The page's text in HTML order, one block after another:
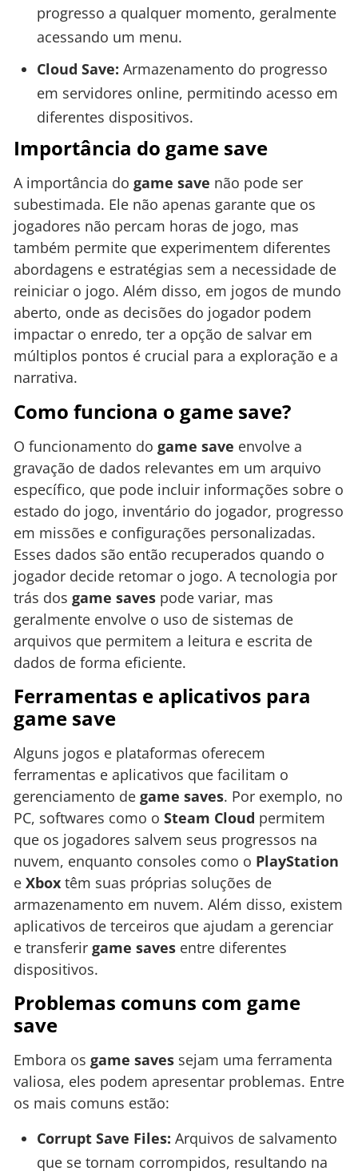
progresso a qualquer momento, geralmente
acessando um menu.
Cloud Save: Armazenamento do progresso
em servidores online, permitindo acesso em
diferentes dispositivos.
Importância do game save
A importância do game save não pode ser
subestimada. Ele não apenas garante que os
jogadores não percam horas de jogo, mas
também permite que experimentem diferentes
abordagens e estratégias sem a necessidade de
reiniciar o jogo. Além disso, em jogos de mundo
aberto, onde as decisões do jogador podem
impactar o enredo, ter a opção de salvar em
múltiplos pontos é crucial para a exploração e a
narrativa.
Como funciona o game save?
O funcionamento do game save envolve a
gravação de dados relevantes em um arquivo
específico, que pode incluir informações sobre o
estado do jogo, inventário do jogador, progresso
em missões e configurações personalizadas.
Esses dados são então recuperados quando o
jogador decide retomar o jogo. A tecnologia por
trás dos game saves pode variar, mas
geralmente envolve o uso de sistemas de
arquivos que permitem a leitura e escrita de
dados de forma eficiente.
Ferramentas e aplicativos para
game save
Alguns jogos e plataformas oferecem
ferramentas e aplicativos que facilitam o
gerenciamento de game saves. Por exemplo, no
PC, softwares como o Steam Cloud permitem
que os jogadores salvem seus progressos na
nuvem, enquanto consoles como o PlayStation
e Xbox têm suas próprias soluções de
armazenamento em nuvem. Além disso, existem
aplicativos de terceiros que ajudam a gerenciar
e transferir game saves entre diferentes
dispositivos.
Problemas comuns com game
save
Embora os game saves sejam uma ferramenta
valiosa, eles podem apresentar problemas. Entre
os mais comuns estão:
Corrupt Save Files: Arquivos de salvamento
que se tornam corrompidos, resultando na